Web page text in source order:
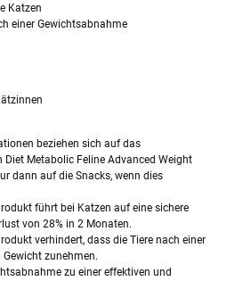
Katzen
einer Gewichtsabnahme
beziehen sich auf das
Metabolic Feline Advanced Weight
dann auf die Snacks, wenn dies
führt bei Katzen auf eine sichere
von 28% in 2 Monaten.
verhindert, dass die Tiere nach einer
zunehmen.
zu einer effektiven und